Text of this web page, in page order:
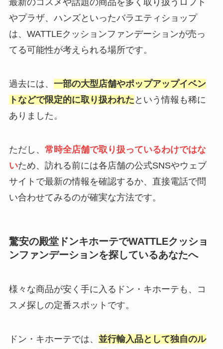
やプラザ、ハンズといったバラエティショップ
は、WATTLEクッションファンデーションが売っ
てる可能性が考えられる場所です。
過去には、 一部の大型店舗やポップアップイベン
トなどで限定的に取り扱われた という情報も稀に
ありました。
ただし、 常時全店舗で取り扱っているわけではな
いため、訪れる前には各店舗の公式SNSやウェブ
サイトで最新の情報を確認するか、直接電話で問
い合わせてみるのが確実な方法です。
驚安の殿堂ドンキホーテでWATTLEクッショ
ンファンデーションを探しているあなたへ
様々な商品が安く手に入るドン・キホーテも、コ
スメ探しの定番スポットです。
ドン・キホーテでは、 並行輸入品として独自のル